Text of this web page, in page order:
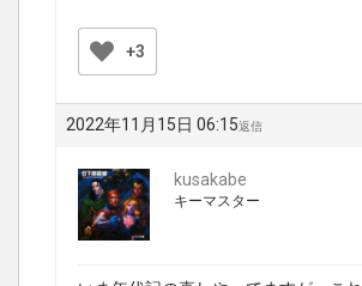
+3
2022年11月15日 06:15返信
kusakabe
キーマスター